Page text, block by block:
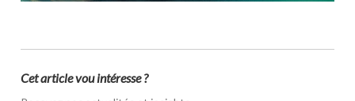
Cet article vou intéresse ?